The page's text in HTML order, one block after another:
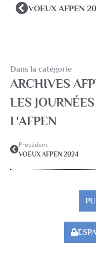
VOEUX AFPEN
Dans la catégorie
ARCHIVES
LES
L'AFPEN
Précédent
VOEUX AFPEN 2024